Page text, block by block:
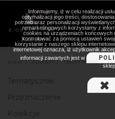
PLAKATY > TEMATYCZNIE
Tematycznie
Przeznaczenie
Kolekcje
Informujemy, iż w celu realizacji
optymalizacji jego treści,
potrzeb oraz personalizacji
remarketingowych korzystamy z
cookies na urządzeniach końcowych
kontrolować za pomocą ustawień
korzystanie z naszego sklepu
internetowej oznacza, iż użytkownik
informacji zawartych jest w